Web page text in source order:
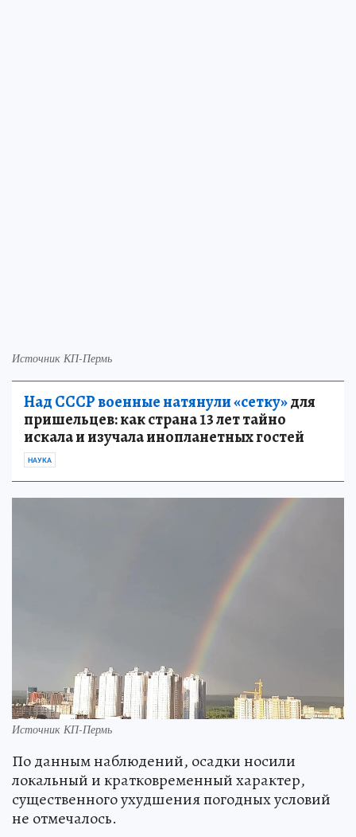
Источник КП-Пермь
Над СССР военные натянули «сетку»для
пришельцев: как страна 13 лет тайно
искала и изучала инопланетных гостей
НАУКА
Источник КП-Пермь
По данным наблюдений, осадки носили
локальный и кратковременный характер,
существенного ухудшения погодных условий
не отмечалось.